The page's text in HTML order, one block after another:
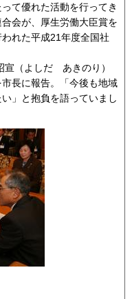
て優れた活動を行ってき
会が、厚生労働大臣賞を
れた平成21年度全国社
宣（よしだ あきのり）
長に報告。「今後も地域
」と抱負を語っていまし